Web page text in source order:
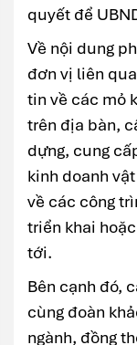
quyết để
Về nội dung
đơn vị liên
tin về các mỏ
trên địa bàn,
dựng, cung
kinh doanh
về các công
triển khai
tới.
Bên cạnh đó,
cùng đoàn
ngành, đồng